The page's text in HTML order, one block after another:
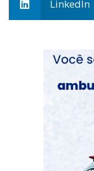
LinkedIn